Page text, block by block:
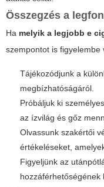
Összegzés a
Ha melyik a legjobb e
szempontot is figyelembe
Tájékozódjunk a
megbízhatóságáról.
Próbáljuk ki
az ízvilág és gőz
Olvassunk szakértői
értékeléseket,
Figyeljünk az
hozzáférhetőségének